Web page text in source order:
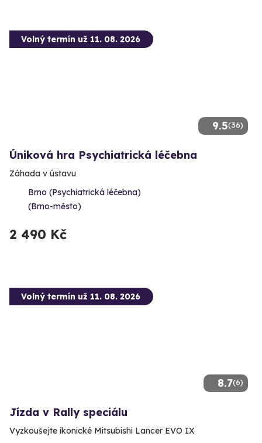
9.5(36)
Volný termín už 11. 08. 2026
Úniková hra Psychiatrická léčebna
Záhada v ústavu
Brno (Psychiatrická léčebna)
(Brno-město)
2 490 Kč
8.7(6)
Volný termín už 11. 08. 2026
Jízda v Rally speciálu
Vyzkoušejte ikonické Mitsubishi Lancer EVO IX